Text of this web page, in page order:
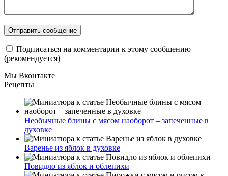
Подписаться на комментарии к этому сообщению
(рекомендуется)
Мы Вконтакте
Рецепты
Необычные блины с мясом наоборот – запеченные в
духовке
Варенье из яблок в духовке
Повидло из яблок и облепихи